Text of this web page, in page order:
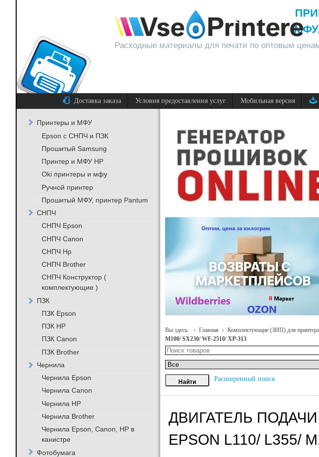
Расходные материалы для печати по оптовым
Доставка заказа Условия предоставления услуг Мобильная версия
Вы здесь: Главная Комплектующие (ЗИП) для принтера
M100/ SX230/ WF-2510/ XP-313
Расширенный поиск
ДВИГАТЕЛЬ ПОДАЧИ
EPSON L110/ L355/
Принтеры и МФУ
Epson с СНПЧ и ПЗК
Прошитый Samsung
Принтер и МФУ HP
Oki принтеры и мфу
Ручной принтер
Прошитый МФУ, принтер Pantum
СНПЧ
СНПЧ Epson
СНПЧ Canon
СНПЧ Hp
СНПЧ Brother
СНПЧ Конструктор (
комплектующие )
ПЗК
ПЗК Epson
ПЗК HP
ПЗК Canon
ПЗК Brother
Чернила
Чернила Epson
Чернила Canon
Чернила HP
Чернила Brother
Чернила Epson, Canon, HP в
канистре
Фотобумага